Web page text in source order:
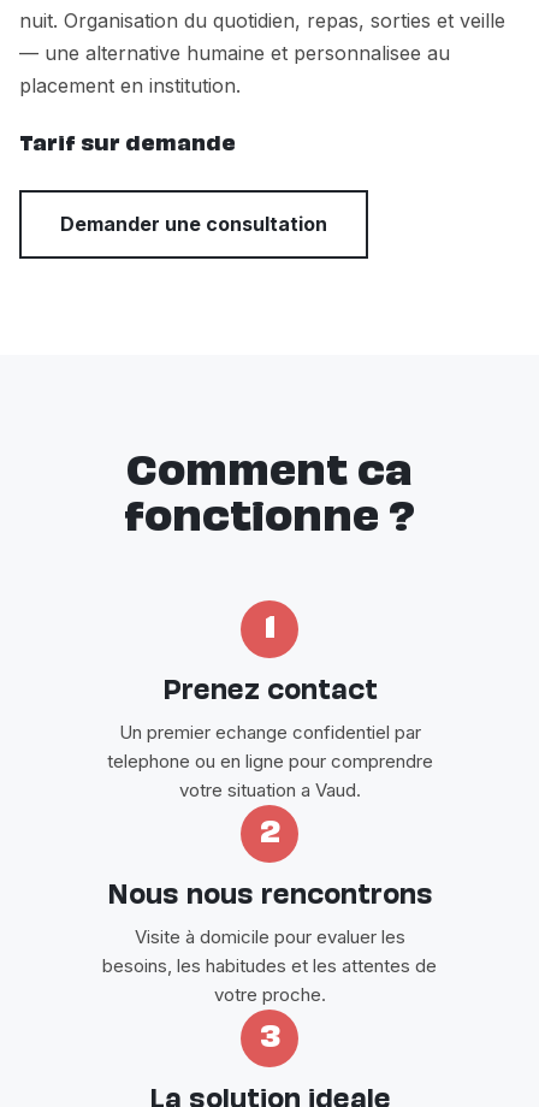
nuit. Organisation du quotidien, repas, sorties et veille
— une alternative humaine et personnalisee au
placement en institution.
Tarif sur demande
Demander une consultation
Comment ca
fonctionne ?
Prenez contact
Un premier echange confidentiel par
telephone ou en ligne pour comprendre
votre situation a Vaud.
2
Nous nous rencontrons
Visite à domicile pour evaluer les
besoins, les habitudes et les attentes de
votre proche.
3
La solution ideale